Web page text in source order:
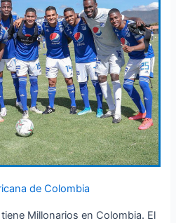
de Colombia
Millonarios en Colombia. El